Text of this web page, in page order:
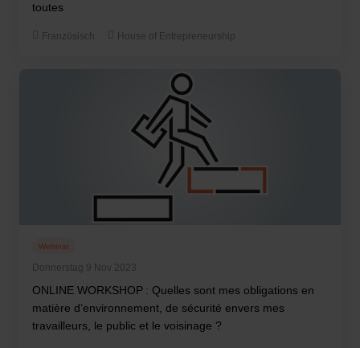
toutes
Französisch House of Entrepreneurship
Donnerstag 9 Nov 2023
Webinar
ONLINE WORKSHOP : Quelles sont mes obligations en
matière d’environnement, de sécurité envers mes
travailleurs, le public et le voisinage ?